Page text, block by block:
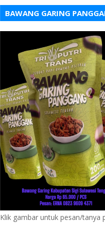
BAWANG GARING
Klik gambar untuk pesan/tanya